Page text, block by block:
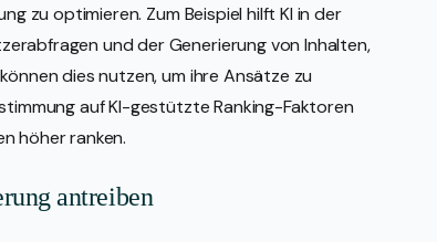
zu optimieren. Zum Beispiel hilft KI in der
und der Generierung von Inhalten,
dies nutzen, um ihre Ansätze zu
auf KI-gestützte Ranking-Faktoren
höher ranken.
antreiben